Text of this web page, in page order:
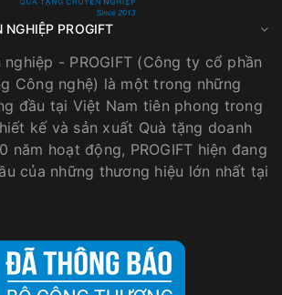
PROGIFT
nghiệp - PROGIFT (Công ty cổ phần
Công nghệ) là một trong những
đầu tại Việt Nam tiên phong trong
kế và sản xuất Quà tặng doanh
năm hoạt động, PROGIFT hiện đang
của những thương hiệu lớn nhất tại